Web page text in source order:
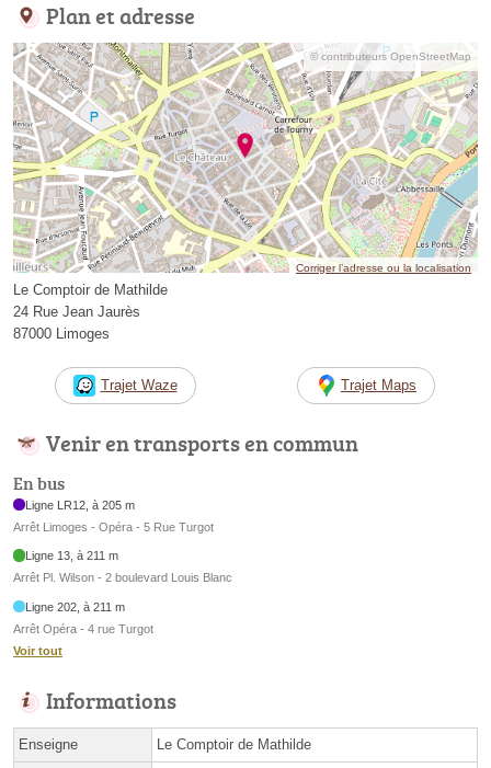
Plan et adresse
© contributeurs OpenStreetMap
Corriger l’adresse ou la localisation
Le Comptoir de Mathilde
24 Rue Jean Jaurès
87000 Limoges
Trajet Waze Trajet Maps
Venir en transports en commun
En bus
Ligne LR12, à 205 m
Arrêt Limoges - Opéra - 5 Rue Turgot
Ligne 13, à 211 m
Arrêt Pl. Wilson - 2 boulevard Louis Blanc
Ligne 202, à 211 m
Arrêt Opéra - 4 rue Turgot
Voir tout
Informations
Enseigne Le Comptoir de Mathilde